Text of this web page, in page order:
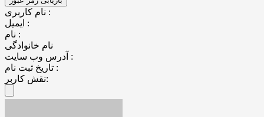
نام کاربری :
ایمیل :
نام :
نام خانوادگی
آدرس وب سایت :
تاریخ ثبت نام :
نقش کاربر: